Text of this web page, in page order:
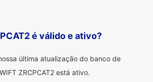
é válido e ativo?
última atualização do banco de
ZRCPCAT2 está ativo.